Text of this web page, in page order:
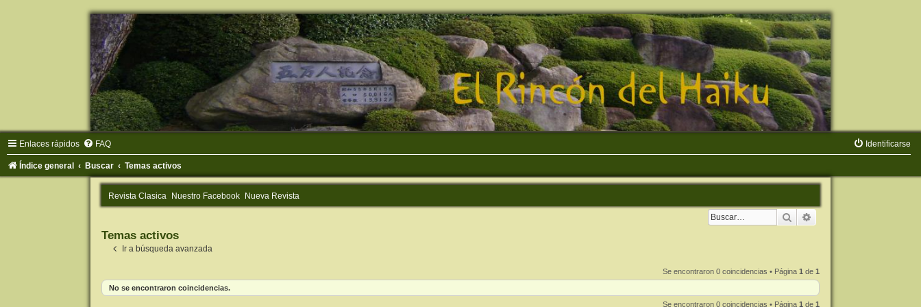
Enlaces rápidos FAQ Identificarse
Índice general Buscar Temas activos
Revista Clasica Nuestro Facebook Nueva Revista
Buscar
Temas activos
Ir a búsqueda avanzada
Se encontraron 0 coincidencias • Página1 de1
No se encontraron coincidencias.
Se encontraron 0 coincidencias • Página1 de1